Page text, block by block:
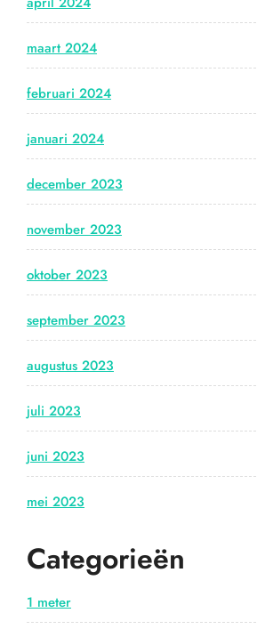
maart 2024
februari 2024
januari 2024
december 2023
november 2023
oktober 2023
september 2023
augustus 2023
juli 2023
juni 2023
mei 2023
Categorieën
1 meter